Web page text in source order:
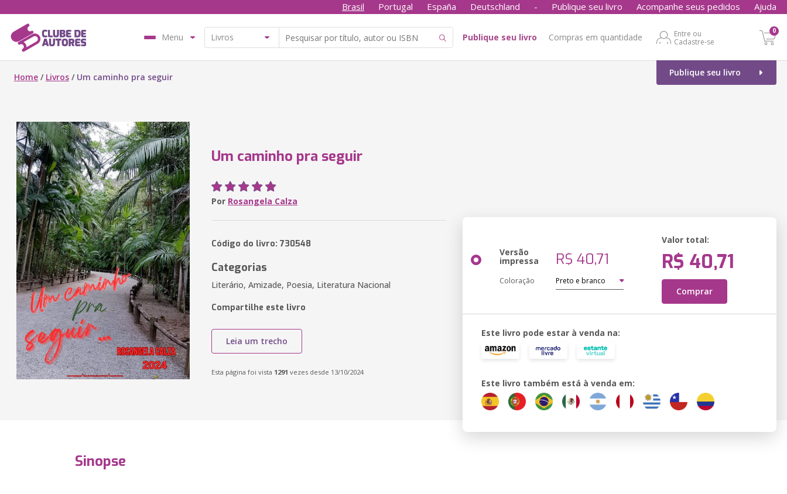
Brasil Portugal España Deutschland - Publique seu livro Acompanhe seus pedidos Ajuda
Menu Publique seu livro Compras em quantidade
Entre ou
Cadastre-se
0
Publique seu livro
Home / Livros / Um caminho pra seguir
Um caminho pra seguir
Por Rosangela Calza
Código do livro: 730548
Categorias
Literário, Amizade, Poesia, Literatura Nacional
Compartilhe este livro
Leia um trecho
Esta página foi vista 1291 vezes desde 13/10/2024
Versão
impressa R$ 40,71
Coloração
Valor total:
R$ 40,71
Comprar
Este livro pode estar à venda na:
Este livro também está à venda em:
Sinopse